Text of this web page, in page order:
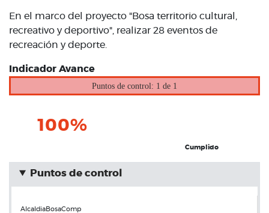
En el marco del proyecto "Bosa territorio cultural,
recreativo y deportivo", realizar 28 eventos de
recreación y deporte.
Indicador Avance
Puntos de control: 1 de 1
100%
Cumplido
Puntos de control
AlcaldiaBosaComp